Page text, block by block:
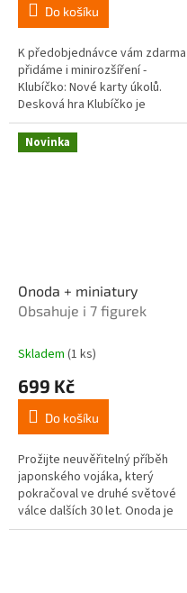
Do košíku
K předobjednávce vám zdarma
přidáme i minirozšíření -
Klubíčko: Nové karty úkolů.
Desková hra Klubíčko je
půvabná rodinná skládací hra s
tématem pletení, která volně...
Novinka
Onoda + miniatury
Obsahuje i 7 figurek
Skladem (1 ks)
699 Kč
Do košíku
Prožijte neuvěřitelný příběh
japonského vojáka, který
pokračoval ve druhé světové
válce dalších 30 let. Onoda je
atmosférická solitérní desková